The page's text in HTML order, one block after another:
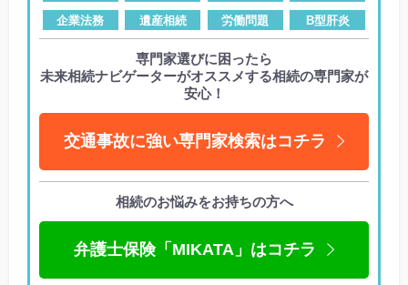
企業法務 遺産相続 労働問題 B型肝炎
専門家選びに困ったら
未来相続ナビゲーターがオススメする相続の専門家が
安心！
交通事故に強い専門家検索はコチラ
相続のお悩みをお持ちの方へ
弁護士保険「MIKATA」はコチラ